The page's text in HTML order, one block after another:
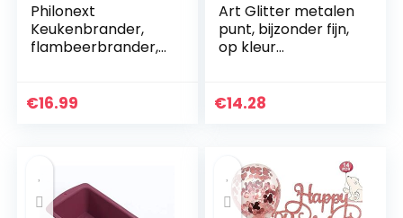
Philonext
Keukenbrander,
flambeerbrander,
de keuken, thuis,
€16.99
Art Glitter metalen
punt, bijzonder fijn,
op kleur
€14.28